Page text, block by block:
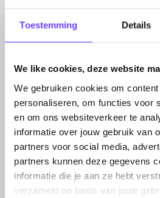
Toestemming Details
We like cookies, deze website
We gebruiken cookies om
personaliseren, om functies voor
en om ons websiteverkeer te
informatie over jouw gebruik van
partners voor social media,
partners kunnen deze gegevens
informatie die je aan ze hebt
verzameld op basis van jouw
specialist
Ben jij die SEA-specialist
eentje die knalt? Dan
team!
Solliciteer
Data &